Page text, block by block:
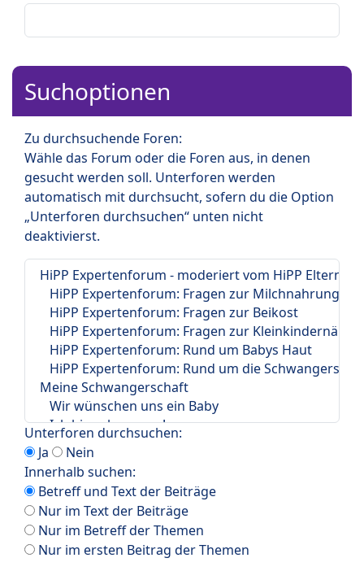
Suchoptionen
Zu durchsuchende Foren:
Wähle das Forum oder die Foren aus, in denen
gesucht werden soll. Unterforen werden
automatisch mit durchsucht, sofern du die Option
„Unterforen durchsuchen“ unten nicht
deaktivierst.
Unterforen durchsuchen:
Ja
Nein
Innerhalb suchen:
Betreff und Text der Beiträge
Nur im Text der Beiträge
Nur im Betreff der Themen
Nur im ersten Beitrag der Themen